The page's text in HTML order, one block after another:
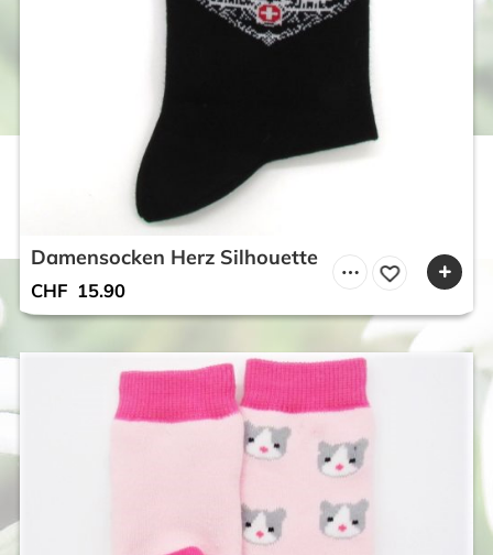
Damensocken Herz Silhouette
CHF 15.90